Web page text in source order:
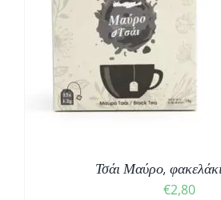
Τσάι Μαύρο,
€2,80